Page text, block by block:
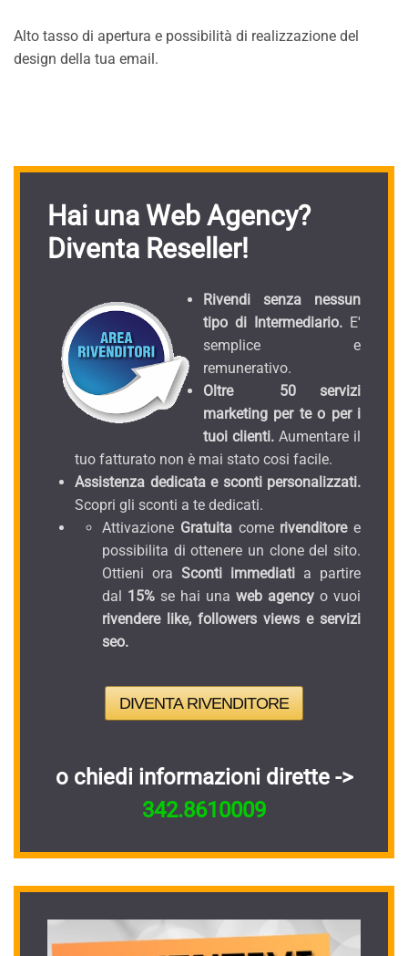
Alto tasso di apertura e possibilità di realizzazione del
design della tua email.
Hai una Web Agency?
Diventa Reseller!
Rivendi senza nessun
tipo di Intermediario. E'
semplice e
remunerativo.
Oltre 50 servizi
marketing per te o per i
tuoi clienti. Aumentare il
tuo fatturato non è mai stato cosi facile.
Assistenza dedicata e sconti personalizzati.
Scopri gli sconti a te dedicati.
Attivazione Gratuitacomerivenditoree
possibilita di ottenere un clone del sito.
Ottieni ora Sconti immediati a partire
dal 15% se hai una web agency o vuoi
rivendere like, followers views e servizi
seo.
DIVENTA RIVENDITORE
o chiedi informazioni dirette ->
342.8610009